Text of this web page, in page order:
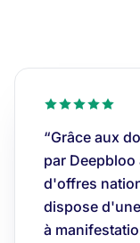
“Grâce aux
par
d'offres
dispose
à